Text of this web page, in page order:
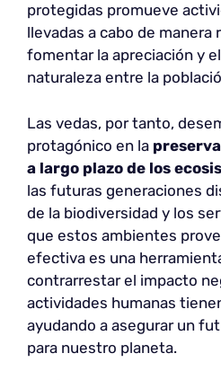
protegidas promueve
llevadas a cabo de manera
fomentar la apreciación y
naturaleza entre la
Las vedas, por tanto,
protagónico en la
a largo plazo de los
las futuras generaciones
de la biodiversidad y los
que estos ambientes
efectiva es una
contrarrestar el impacto
actividades humanas
ayudando a asegurar un
para nuestro planeta.